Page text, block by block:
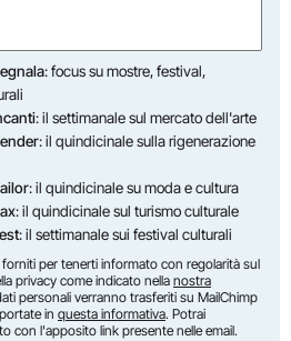
: focus su mostre, festival,
: il settimanale sul mercato dell'arte
: il quindicinale sulla rigenerazione
: il quindicinale su moda e cultura
: il quindicinale sul turismo culturale
: il settimanale sui festival culturali
per tenerti informato con regolarità sul
privacy come indicato nella nostra
personali verranno trasferiti su MailChimp
in questa informativa. Potrai
con l'apposito link presente nelle email.